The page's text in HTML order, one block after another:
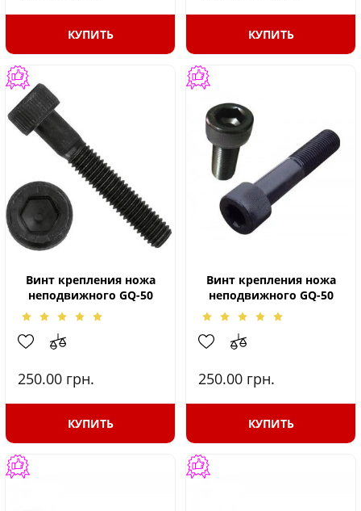
КУПИТЬ КУПИТЬ
Винт крепления ножа
неподвижного GQ-50
250.00 грн.
КУПИТЬ
Винт крепления ножа
неподвижного GQ-50
250.00 грн.
КУПИТЬ